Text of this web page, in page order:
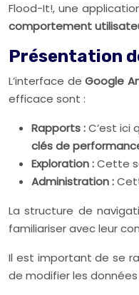
Flood-It!, une
comportement
Présentation
L’interface deGoogle
efficace sont :
Rapports :C’est ici
clés de
Exploration :Cette
Administration :
La structure de
familiariser avec leur
Il est important de se
de modifier les